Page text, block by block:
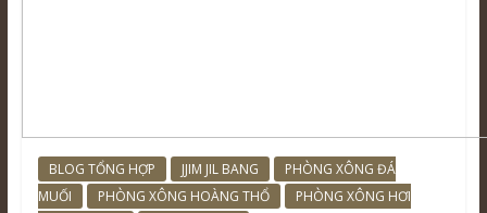
BLOG TỔNG HỢP JJIM JIL BANG
PHÒNG XÔNG ĐÁ
MUỐI
PHÒNG XÔNG HOÀNG THỔ
PHÒNG XÔNG HƠI